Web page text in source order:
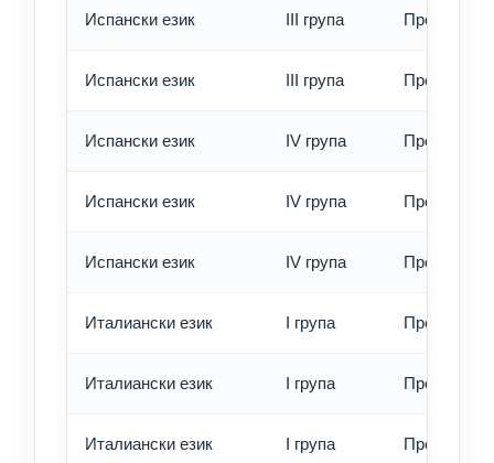
Испански език III група Превод -
Испански език III група Превод -
Испански език IV група Превод -
Испански език IV група Превод -
Испански език IV група Превод -
Италиански език I група Превод -
Италиански език I група Превод -
Италиански език I група Превод -